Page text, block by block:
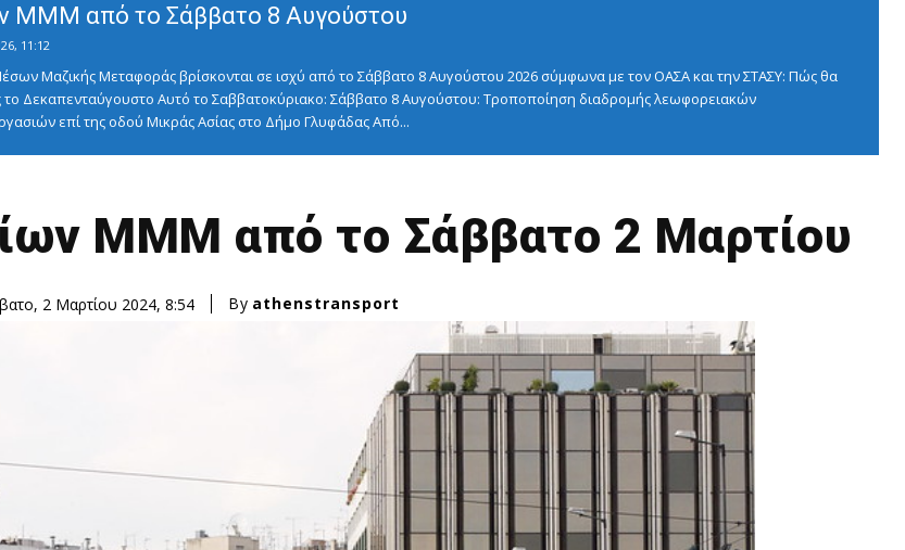
ΜΜΜ από το Σάββατο 8 Αυγούστου
11:12
Μαζικής Μεταφοράς βρίσκονται σε ισχύ από το Σάββατο 8 Αυγούστου 2026 σύμφωνα με τον ΟΑΣΑ και την ΣΤΑΣΥ: Πώς θα
το Δεκαπενταύγουστο Αυτό το Σαββατοκύριακο: Σάββατο 8 Αυγούστου: Τροποποίηση διαδρομής λεωφορειακών
επί της οδού Μικράς Ασίας στο Δήμο Γλυφάδας Από...
ΜΜΜ από το Σάββατο 2 Μαρτίου
2 Μαρτίου 2024, 8:54 By athenstransport